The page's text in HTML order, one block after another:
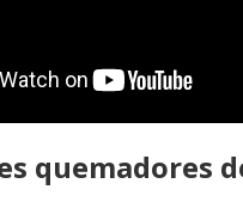
quemadores